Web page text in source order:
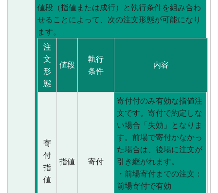
値段（指値または成行）と執行条件を組み合わ
せることによって、次の注文形態が可能になり
ます。
注
文
形
態
値段
執行
条件
内容
寄
付
指
値
指値 寄付
寄付付のみ有効な指値注
文です。寄付で約定しな
い場合「失効」となりま
す。前場で寄付かなかっ
た場合は、後場に注文が
引き継がれます。
・前場寄付までの注文：
前場寄付で有効